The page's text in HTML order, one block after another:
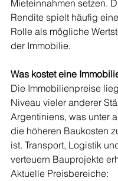
Mieteinnahmen setzen.
Rendite spielt häufig
Rolle als mögliche
der Immobilie.
Was kostet eine
Die Immobilienpreise
Niveau vieler anderer
Argentiniens, was unter
die höheren Baukosten
ist. Transport, Logistik
verteuern Bauprojekte
Aktuelle Preisbereiche: